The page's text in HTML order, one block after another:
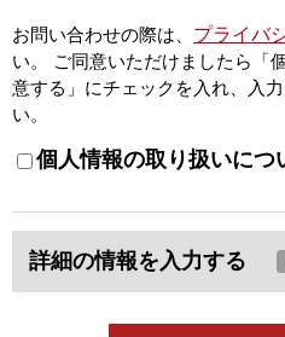
お問い合わせの際は、 プライバ
い。
ご同意いただけましたら「
意する」にチェックを入れ、入
い。
個人情報の取り扱いにつ
詳細の情報を入力する